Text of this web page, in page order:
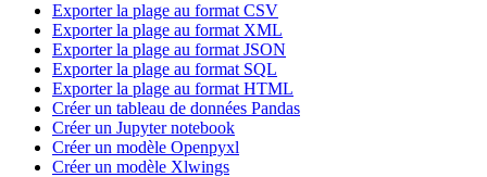
Exporter la plage au format CSV
Exporter la plage au format XML
Exporter la plage au format JSON
Exporter la plage au format SQL
Exporter la plage au format HTML
Créer un tableau de données Pandas
Créer un Jupyter notebook
Créer un modèle Openpyxl
Créer un modèle Xlwings